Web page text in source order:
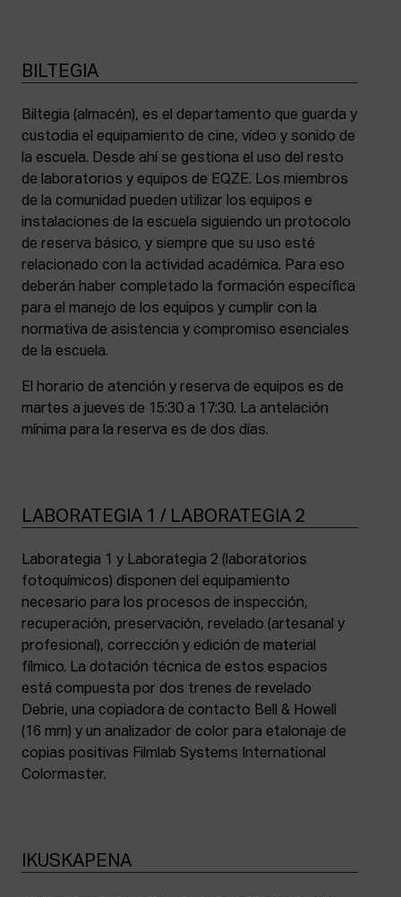
BILTEGIA
Biltegia (almacén), es el departamento que guarda y
custodia el equipamiento de cine, vídeo y sonido de
la escuela. Desde ahí se gestiona el uso del resto
de laboratorios y equipos de EQZE. Los miembros
de la comunidad pueden utilizar los equipos e
instalaciones de la escuela siguiendo un protocolo
de reserva básico, y siempre que su uso esté
relacionado con la actividad académica. Para eso
deberán haber completado la formación específica
para el manejo de los equipos y cumplir con la
normativa de asistencia y compromiso esenciales
de la escuela.
El horario de atención y reserva de equipos es de
martes a jueves de 15:30 a 17:30. La antelación
mínima para la reserva es de dos días.
LABORATEGIA 1 / LABORATEGIA 2
Laborategia 1 y Laborategia 2 (laboratorios
fotoquímicos) disponen del equipamiento
necesario para los procesos de inspección,
recuperación, preservación, revelado (artesanal y
profesional), corrección y edición de material
fílmico. La dotación técnica de estos espacios
está compuesta por dos trenes de revelado
Debrie, una copiadora de contacto Bell & Howell
(16 mm) y un analizador de color para etalonaje de
copias positivas Filmlab Systems International
Colormaster.
IKUSKAPENA